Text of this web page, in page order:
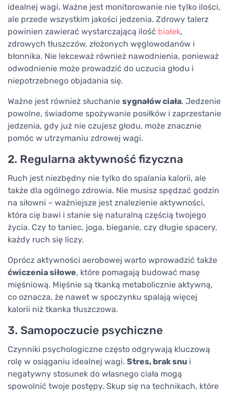
idealnej wagi. Ważne jest monitorowanie nie tylko ilości,
ale przede wszystkim jakości jedzenia. Zdrowy talerz
powinien zawierać wystarczającą ilość białek,
zdrowych tłuszczów, złożonych węglowodanów i
błonnika. Nie lekceważ również nawodnienia, ponieważ
odwodnienie może prowadzić do uczucia głodu i
niepotrzebnego objadania się.
Ważne jest również słuchanie sygnałów ciała. Jedzenie
powolne, świadome spożywanie posiłków i zaprzestanie
jedzenia, gdy już nie czujesz głodu, może znacznie
pomóc w utrzymaniu zdrowej wagi.
2. Regularna aktywność fizyczna
Ruch jest niezbędny nie tylko do spalania kalorii, ale
także dla ogólnego zdrowia. Nie musisz spędzać godzin
na siłowni – ważniejsze jest znalezienie aktywności,
która cię bawi i stanie się naturalną częścią twojego
życia. Czy to taniec, joga, bieganie, czy długie spacery,
każdy ruch się liczy.
Oprócz aktywności aerobowej warto wprowadzić także
ćwiczenia siłowe, które pomagają budować masę
mięśniową. Mięśnie są tkanką metabolicznie aktywną,
co oznacza, że nawet w spoczynku spalają więcej
kalorii niż tkanka tłuszczowa.
3. Samopoczucie psychiczne
Czynniki psychologiczne często odgrywają kluczową
rolę w osiąganiu idealnej wagi. Stres, brak snu i
negatywny stosunek do własnego ciała mogą
spowolnić twoje postępy. Skup się na technikach, które